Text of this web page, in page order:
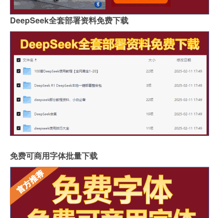
DeepSeek全套部署资料免费下载
免费可商用字体批量下载